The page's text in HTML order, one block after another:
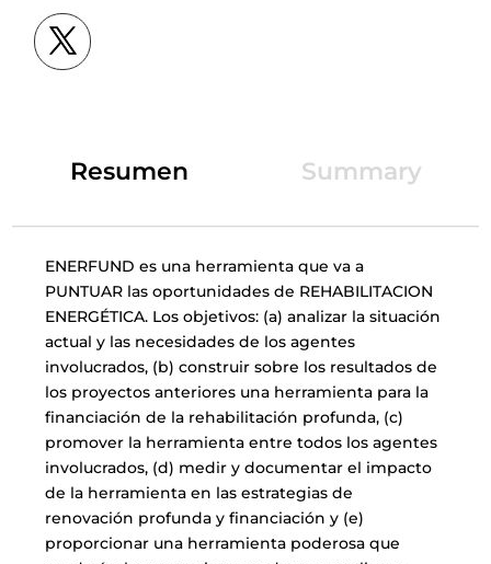
Resumen Summary
ENERFUND es una herramienta que va a
PUNTUAR las oportunidades de REHABILITACION
ENERGÉTICA. Los objetivos: (a) analizar la situación
actual y las necesidades de los agentes
involucrados, (b) construir sobre los resultados de
los proyectos anteriores una herramienta para la
financiación de la rehabilitación profunda, (c)
promover la herramienta entre todos los agentes
involucrados, (d) medir y documentar el impacto
de la herramienta en las estrategias de
renovación profunda y financiación y (e)
proporcionar una herramienta poderosa que